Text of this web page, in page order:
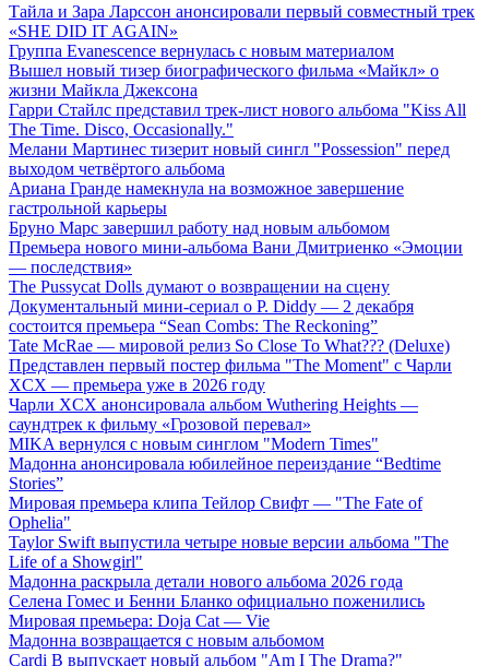
Тайла и Зара Ларссон анонсировали первый совместный трек
«SHE DID IT AGAIN»
Группа Evanescence вернулась с новым материалом
Вышел новый тизер биографического фильма «Майкл» о
жизни Майкла Джексона
Гарри Стайлс представил трек-лист нового альбома "Kiss All
The Time. Disco, Occasionally."
Мелани Мартинес тизерит новый сингл "Possession" перед
выходом четвёртого альбома
Ариана Гранде намекнула на возможное завершение
гастрольной карьеры
Бруно Марс завершил работу над новым альбомом
Премьера нового мини-альбома Вани Дмитриенко «Эмоции
— последствия»
The Pussycat Dolls думают о возвращении на сцену
Документальный мини-сериал о P. Diddy — 2 декабря
состоится премьера “Sean Combs: The Reckoning”
Tate McRae — мировой релиз So Close To What??? (Deluxe)
Представлен первый постер фильма "The Moment" с Чарли
XCX — премьера уже в 2026 году
Чарли XCX анонсировала альбом Wuthering Heights —
саундтрек к фильму «Грозовой перевал»
MIKA вернулся с новым синглом "Modern Times"
Мадонна анонсировала юбилейное переиздание “Bedtime
Stories”
Мировая премьера клипа Тейлор Свифт — "The Fate of
Ophelia"
Taylor Swift выпустила четыре новые версии альбома "The
Life of a Showgirl"
Мадонна раскрыла детали нового альбома 2026 года
Селена Гомес и Бенни Бланко официально поженились
Мировая премьера: Doja Cat — Vie
Мадонна возвращается с новым альбомом
Cardi B выпускает новый альбом "Am I The Drama?"